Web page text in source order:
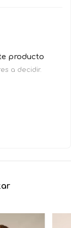
producto
a decidir.